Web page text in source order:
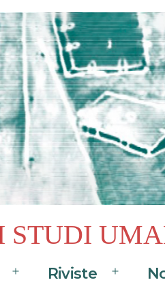
STUDI
Apri
Riviste
Apri